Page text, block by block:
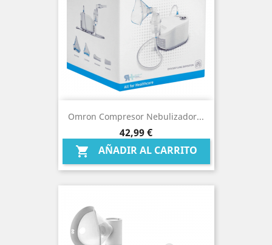
Omron Compresor Nebulizador...
Precio
42,99 €
 AÑADIR AL CARRITO